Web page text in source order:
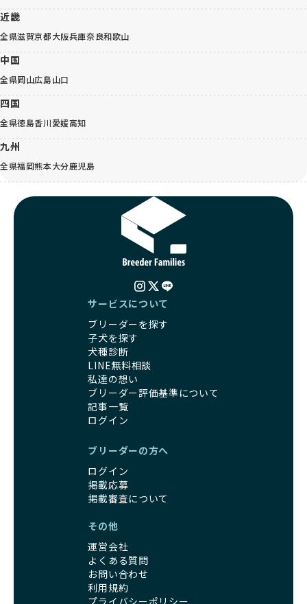
近畿
全県滋賀京都大阪兵庫奈良和歌山
中国
全県岡山広島山口
四国
全県徳島香川愛媛高知
九州
全県福岡熊本大分鹿児島
サービスについて
ブリーダーを探す
子犬を探す
犬種診断
LINE無料相談
私達の想い
ブリーダー評価基準について
記事一覧
ログイン
ブリーダーの方へ
ログイン
掲載応募
掲載審査について
その他
運営会社
よくある質問
お問い合わせ
利用規約
プライバシーポリシー